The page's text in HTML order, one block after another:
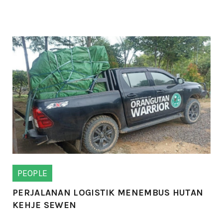
PEOPLE
PERJALANAN LOGISTIK MENEMBUS HUTAN
KEHJE SEWEN